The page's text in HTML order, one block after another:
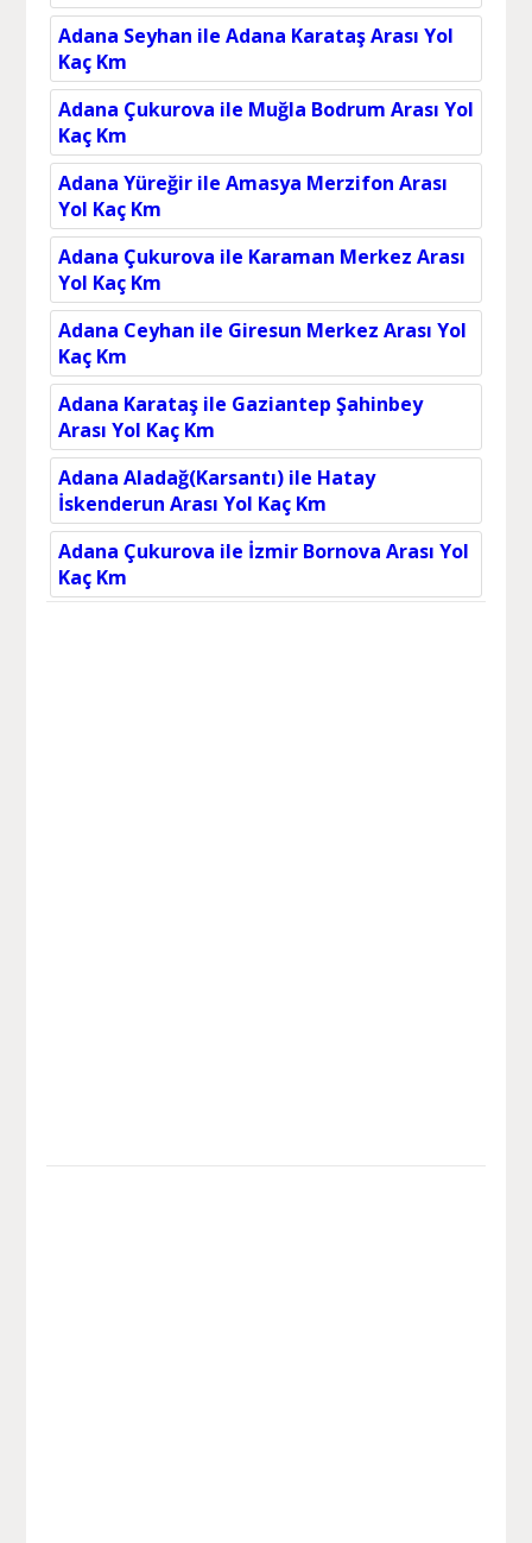
Adana Seyhan ile Adana Karataş Arası Yol
Kaç Km
Adana Çukurova ile Muğla Bodrum Arası Yol
Kaç Km
Adana Yüreğir ile Amasya Merzifon Arası
Yol Kaç Km
Adana Çukurova ile Karaman Merkez Arası
Yol Kaç Km
Adana Ceyhan ile Giresun Merkez Arası Yol
Kaç Km
Adana Karataş ile Gaziantep Şahinbey
Arası Yol Kaç Km
Adana Aladağ(Karsantı) ile Hatay
İskenderun Arası Yol Kaç Km
Adana Çukurova ile İzmir Bornova Arası Yol
Kaç Km